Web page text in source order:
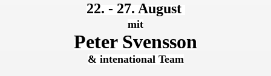
22. - 27. August
mit
Peter Svensson
& intenational Team